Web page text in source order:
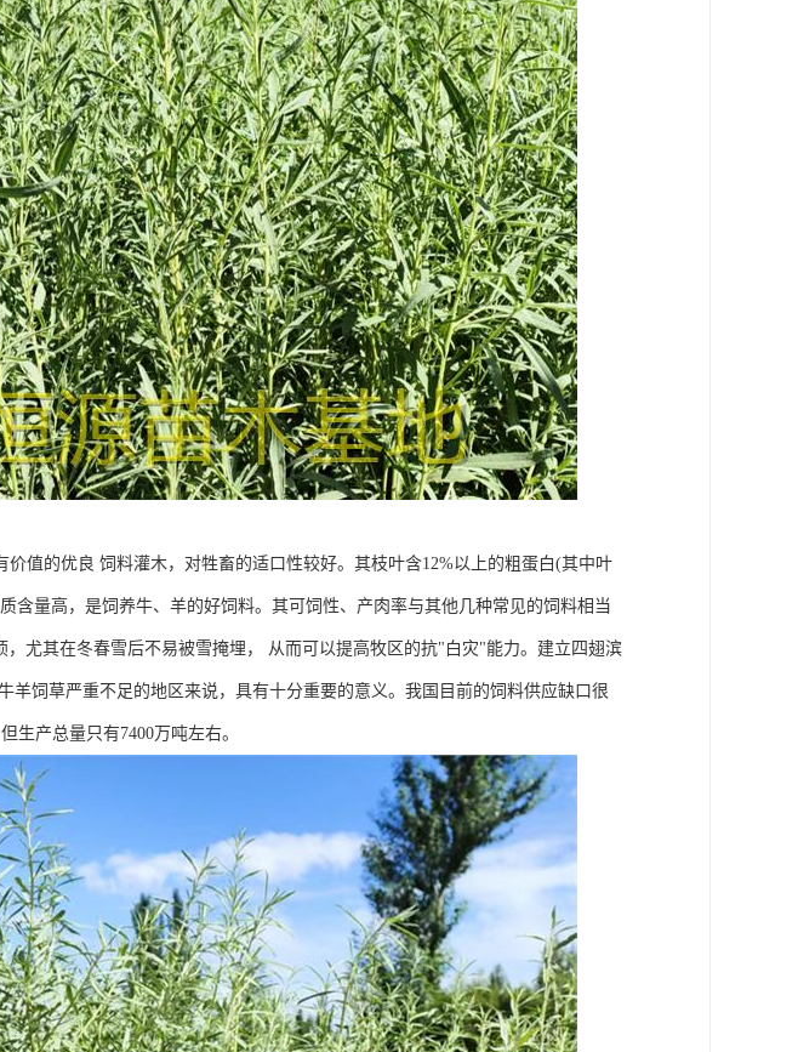
值的优良 饲料灌木，对牲畜的适口性较好。其枝叶含12%以上的粗蛋白(其中叶
含量高，是饲养牛、羊的好饲料。其可饲性、产肉率与其他几种常见的饲料相当
尤其在冬春雪后不易被雪掩埋， 从而可以提高牧区的抗"白灾"能力。建立四翅滨
羊饲草严重不足的地区来说，具有十分重要的意义。我国目前的饲料供应缺口很
生产总量只有7400万吨左右。